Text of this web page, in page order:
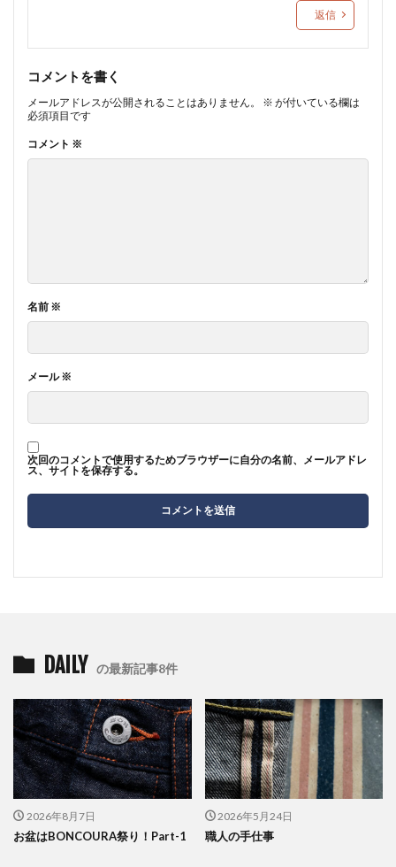
返信
コメントを書く
メールアドレスが公開されることはありません。 ※ が付いている欄は
必須項目です
コメント ※
名前 ※
メール※
次回のコメントで使用するためブラウザーに自分の名前、メールアドレ
ス、サイトを保存する。
DAILY の最新記事8件
2026年8月7日
お盆はBONCOURA祭り！Part-1
2026年5月24日
職人の手仕事